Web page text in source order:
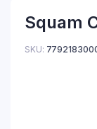
Squam
SKU: